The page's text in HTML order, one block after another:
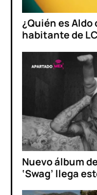
¿Quién es Aldo
habitante de
Nuevo álbum
‘Swag’ llega